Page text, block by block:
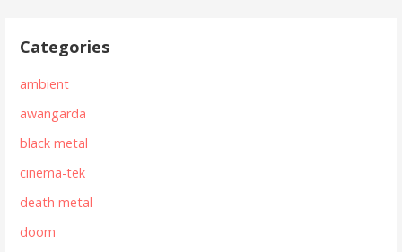
Categories
ambient
awangarda
black metal
cinema-tek
death metal
doom